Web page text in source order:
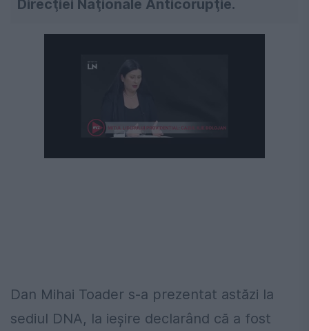
Direcţiei Naţionale Anticorupţie.
Dan Mihai Toader s-a prezentat astăzi la
sediul DNA, la ieşire declarând că a fost